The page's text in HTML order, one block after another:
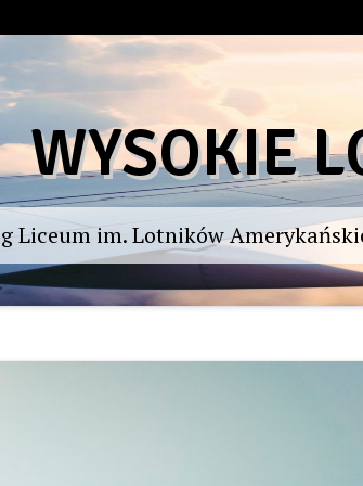
WYSOKIE
Liceum im. Lotników